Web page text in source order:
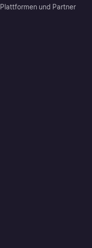
Plattformen und Partner